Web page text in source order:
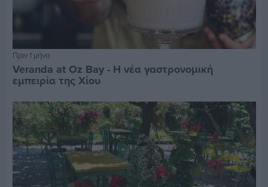
Πριν 1 μήνα
Veranda at Oz Bay - Η νέα γαστρονομική
εμπειρία της Χίου